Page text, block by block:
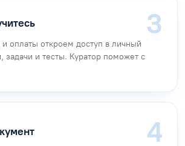
оплаты откроем доступ в личный
задачи и тесты. Куратор поможет с